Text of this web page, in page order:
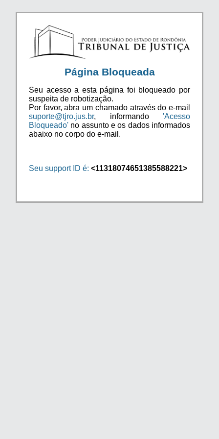
Página Bloqueada
Seu acesso a esta página foi bloqueado por
suspeita de robotização.
Por favor, abra um chamado através do e-mail
suporte@tjro.jus.br, informando 'Acesso
Bloqueado' no assunto e os dados informados
abaixo no corpo do e-mail.
Seu support ID é: <11318074651385588221>